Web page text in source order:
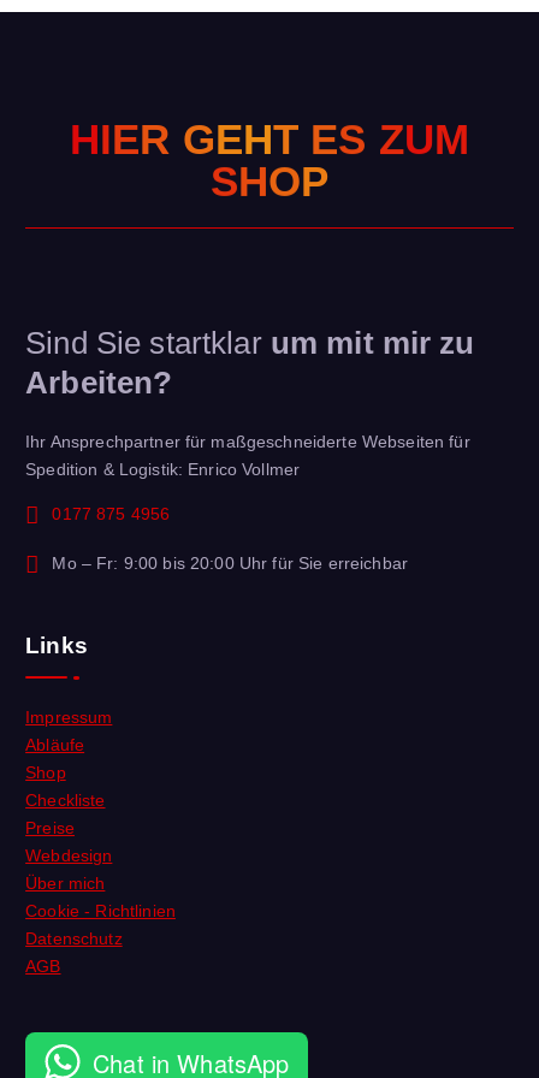
HIER GEHT ES ZUM
SHOP
Sind Sie startklarum mit mir zu
Arbeiten?
Ihr Ansprechpartner für maßgeschneiderte Webseiten für
Spedition & Logistik: Enrico Vollmer
0177 875 4956
Mo – Fr: 9:00 bis 20:00 Uhr für Sie erreichbar
Links
Impressum
Abläufe
Shop
Checkliste
Preise
Webdesign
Über mich
Cookie - Richtlinien
Datenschutz
AGB
Chat in WhatsApp